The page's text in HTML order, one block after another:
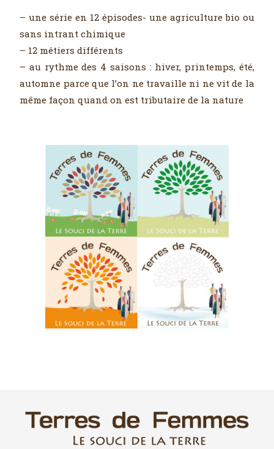
– une série en 12 épisodes- une agriculture bio ou
sans intrant chimique
– 12 métiers différents
– au rythme des 4 saisons : hiver, printemps, été,
automne parce que l’on ne travaille ni ne vit de la
même façon quand on est tributaire de la nature